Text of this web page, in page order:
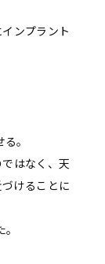
ンプラント
。
はなく、天
けることに